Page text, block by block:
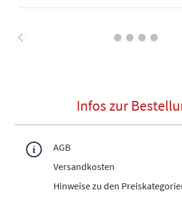
Infos zur
AGB
Versandkosten
Hinweise zu den